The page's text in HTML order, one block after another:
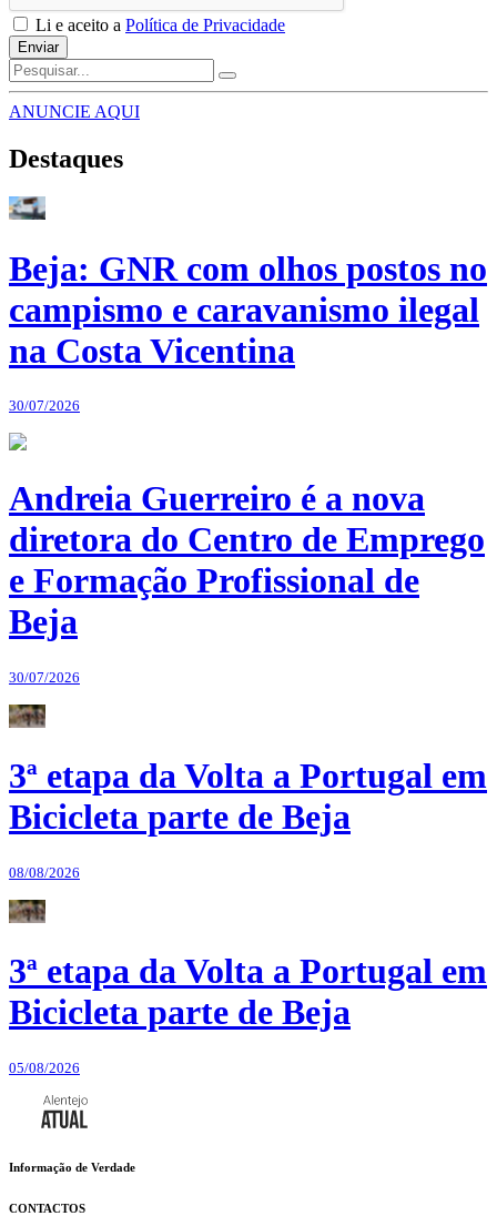
Li e aceito a Política de Privacidade
Enviar
ANUNCIE AQUI
Destaques
Beja: GNR com olhos postos no
campismo e caravanismo ilegal
na Costa Vicentina
30/07/2026
Andreia Guerreiro é a nova
diretora do Centro de Emprego
e Formação Profissional de
Beja
30/07/2026
3ª etapa da Volta a Portugal em
Bicicleta parte de Beja
08/08/2026
3ª etapa da Volta a Portugal em
Bicicleta parte de Beja
05/08/2026
Informação de Verdade
CONTACTOS